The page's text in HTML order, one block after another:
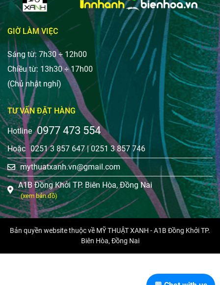
GIỜ LÀM VIỆC
Sáng từ: 7h30 ÷ 12h00
Chiều từ: 13h30 ÷ 17h00
(Chủ nhật nghỉ)
TƯ VẤN ĐẶT HÀNG
Hotline 0977 473 554
Hoặc 0251 3 857 647|0251 3 857 746
mythuatxanh.vn@gmail.com
A1B Đồng Khởi TP. Biên Hòa, Đồng Nai
(xem bản đồ)
Bản quyền website thuộc về MỸ THUẬT XANH - A1B Đồng Khởi TP.
Biên Hòa, Đồng Nai